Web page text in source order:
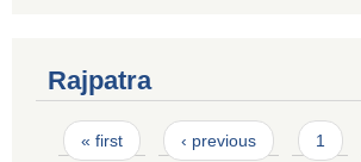
Rajpatra
Pages
« first ‹ previous 1